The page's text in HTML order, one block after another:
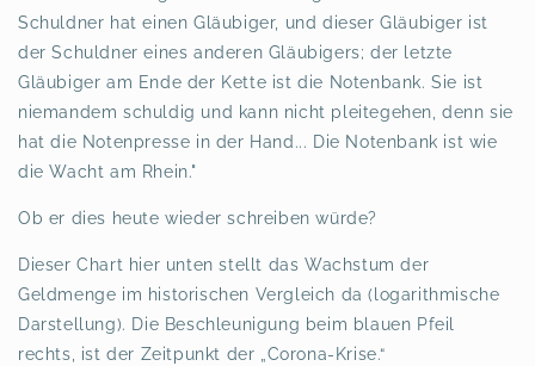
Schuldner hat einen Gläubiger, und dieser Gläubiger ist
der Schuldner eines anderen Gläubigers; der letzte
Gläubiger am Ende der Kette ist die Notenbank. Sie ist
niemandem schuldig und kann nicht pleitegehen, denn sie
hat die Notenpresse in der Hand... Die Notenbank ist wie
die Wacht am Rhein."
Ob er dies heute wieder schreiben würde?
Dieser Chart hier unten stellt das Wachstum der
Geldmenge im historischen Vergleich da (logarithmische
Darstellung). Die Beschleunigung beim blauen Pfeil
rechts, ist der Zeitpunkt der „Corona-Krise.“